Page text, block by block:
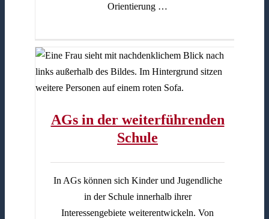
Orientierung …
AGs in der weiterführenden
Schule
In AGs können sich Kinder und Jugendliche
in der Schule innerhalb ihrer
Interessengebiete weiterentwickeln. Von